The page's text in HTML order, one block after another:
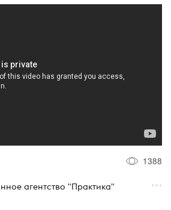
1388
агентство "Практика"